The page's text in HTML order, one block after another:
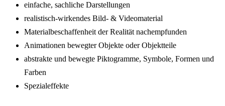
einfache, sachliche Darstellungen
realistisch-wirkendes Bild- & Videomaterial
Materialbeschaffenheit der Realität nachempfunden
Animationen bewegter Objekte oder Objektteile
abstrakte und bewegte Piktogramme, Symbole, Formen und
Farben
Spezialeffekte